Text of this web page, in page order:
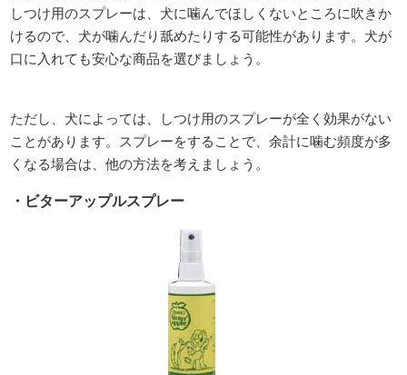
しつけ用のスプレーは、犬に噛んでほしくないところに吹きか
けるので、犬が噛んだり舐めたりする可能性があります。犬が
口に入れても安心な商品を選びましょう。
ただし、犬によっては、しつけ用のスプレーが全く効果がない
ことがあります。スプレーをすることで、余計に噛む頻度が多
くなる場合は、他の方法を考えましょう。
・ビターアップルスプレー